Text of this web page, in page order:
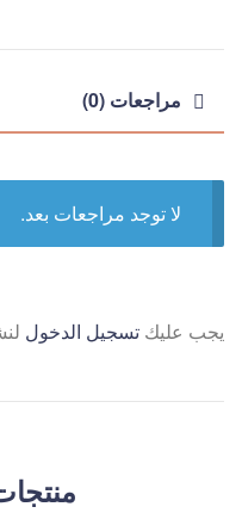
مراجعات (0)
لا توجد مراجعات بعد.
يجب عليك تسجيل الدخول